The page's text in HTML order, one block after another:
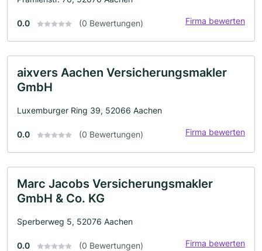
0.0 (0 Bewertungen) Firma bewerten
aixvers Aachen Versicherungsmakler
GmbH
Luxemburger Ring 39, 52066 Aachen
0.0 (0 Bewertungen) Firma bewerten
Marc Jacobs Versicherungsmakler
GmbH & Co. KG
Sperberweg 5, 52076 Aachen
0.0 (0 Bewertungen) Firma bewerten